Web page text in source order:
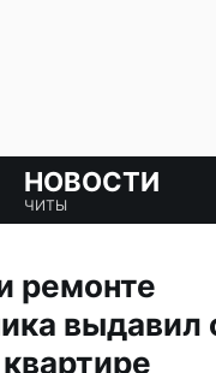
НОВОСТИ
ЧИТЫ
ремонте
выдавил